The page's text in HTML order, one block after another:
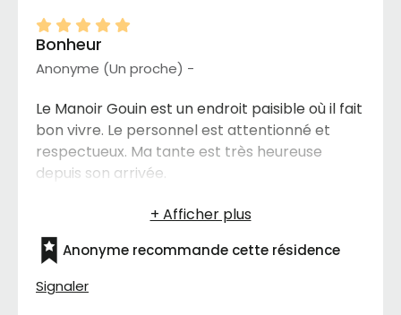
Bonheur
Anonyme (Un proche) -
Le Manoir Gouin est un endroit paisible où il fait
bon vivre. Le personnel est attentionné et
respectueux. Ma tante est très heureuse
depuis son arrivée.
Anonyme recommande cette résidence
Signaler